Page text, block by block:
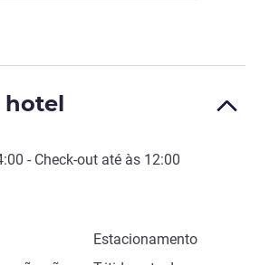
hotel
- Check-out até às 12:00
Estacionamento